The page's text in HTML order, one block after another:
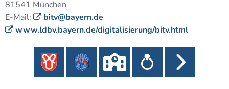
81541 München
E-Mail:
bitv@bayern.de
www.ldbv.bayern.de/digitalisierung/bitv.html